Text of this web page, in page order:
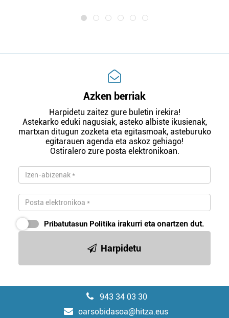
Azken berriak
Harpidetu zaitez gure buletin irekira!
Astekarko eduki nagusiak, asteko albiste ikusienak,
martxan ditugun zozketa eta egitasmoak, asteburuko
egitarauen agenda eta askoz gehiago!
Ostiralero zure posta elektronikoan.
Pribatutasun Politika irakurri eta onartzen dut.
Harpidetu
943 34 03 30
oarsobidasoa@hitza.eus